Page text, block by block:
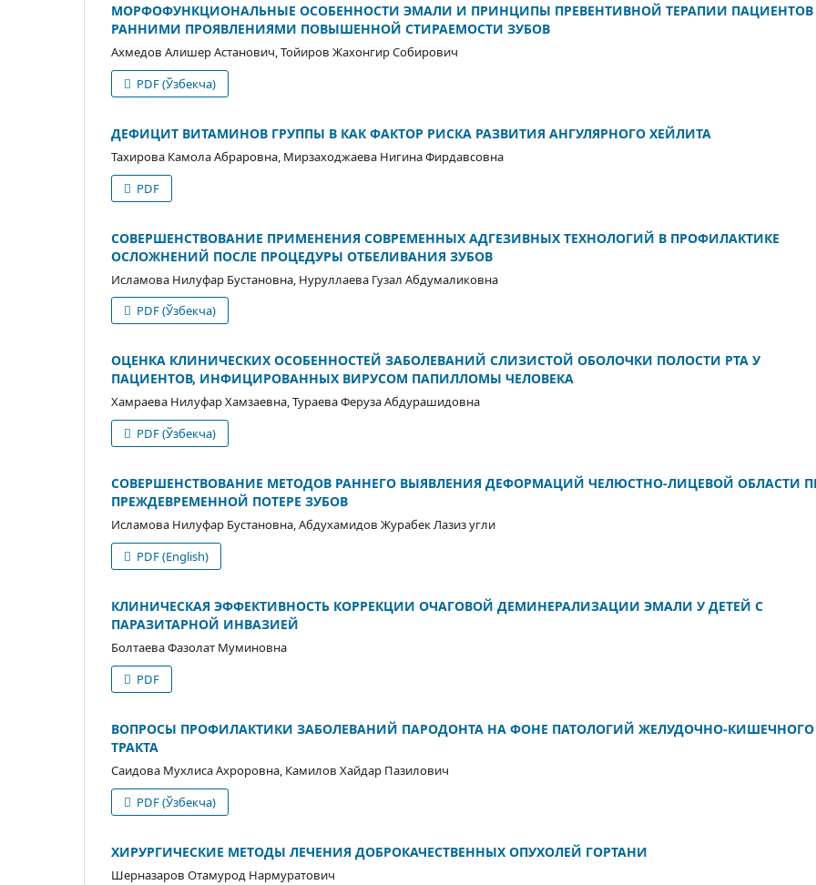
МОРФОФУНКЦИОНАЛЬНЫЕ ОСОБЕННОСТИ ЭМАЛИ И ПРИНЦИПЫ ПРЕВЕНТИВНОЙ ТЕРАПИИ ПАЦИЕНТОВ
РАННИМИ ПРОЯВЛЕНИЯМИ ПОВЫШЕННОЙ СТИРАЕМОСТИ ЗУБОВ
Ахмедов Алишер Астанович, Тойиров Жахонгир Собирович
PDF (Ўзбекча)
ДЕФИЦИТ ВИТАМИНОВ ГРУППЫ B КАК ФАКТОР РИСКА РАЗВИТИЯ АНГУЛЯРНОГО ХЕЙЛИТА
Тахирова Камола Абраровна, Мирзаходжаева Нигина Фирдавсовна
PDF
СОВЕРШЕНСТВОВАНИЕ ПРИМЕНЕНИЯ СОВРЕМЕННЫХ АДГЕЗИВНЫХ ТЕХНОЛОГИЙ В ПРОФИЛАКТИКЕ
ОСЛОЖНЕНИЙ ПОСЛЕ ПРОЦЕДУРЫ ОТБЕЛИВАНИЯ ЗУБОВ
Исламова Нилуфар Бустановнa, Нуруллаева Гузал Абдумаликовна
PDF (Ўзбекча)
ОЦЕНКА КЛИНИЧЕСКИХ ОСОБЕННОСТЕЙ ЗАБОЛЕВАНИЙ СЛИЗИСТОЙ ОБОЛОЧКИ ПОЛОСТИ РТА У
ПАЦИЕНТОВ, ИНФИЦИРОВАННЫХ ВИРУСОМ ПАПИЛЛОМЫ ЧЕЛОВЕКА
Хамраева Нилуфар Xамзаевна, Тураева Феруза Абдурашидовна
PDF (Ўзбекча)
СОВЕРШЕНСТВОВАНИЕ МЕТОДОВ РАННЕГО ВЫЯВЛЕНИЯ ДЕФОРМАЦИЙ ЧЕЛЮСТНО-ЛИЦЕВОЙ ОБЛАСТИ
ПРЕЖДЕВРЕМЕННОЙ ПОТЕРЕ ЗУБОВ
Исламова Нилуфар Бустановнa, Абдухамидов Журабек Лазиз угли
PDF (English)
КЛИНИЧЕСКАЯ ЭФФЕКТИВНОСТЬ КОРРЕКЦИИ ОЧАГОВОЙ ДЕМИНЕРАЛИЗАЦИИ ЭМАЛИ У ДЕТЕЙ С
ПАРАЗИТАРНОЙ ИНВАЗИЕЙ
Болтаева Фазолат Муминовна
PDF
ВОПРОСЫ ПРОФИЛАКТИКИ ЗАБОЛЕВАНИЙ ПАРОДОНТА НА ФОНЕ ПАТОЛОГИЙ ЖЕЛУДОЧНО-КИШЕЧНОГО
ТРАКТА
Саидова Мухлиса Ахроровна, Камилов Хайдар Пазилович
PDF (Ўзбекча)
ХИРУРГИЧЕСКИЕ МЕТОДЫ ЛЕЧЕНИЯ ДОБРОКАЧЕСТВЕННЫХ ОПУХОЛЕЙ ГОРТАНИ
Шерназаров Отамурод Нармуратович